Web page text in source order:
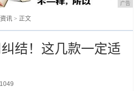
广告
资讯 > 正文
结！这几款一定适